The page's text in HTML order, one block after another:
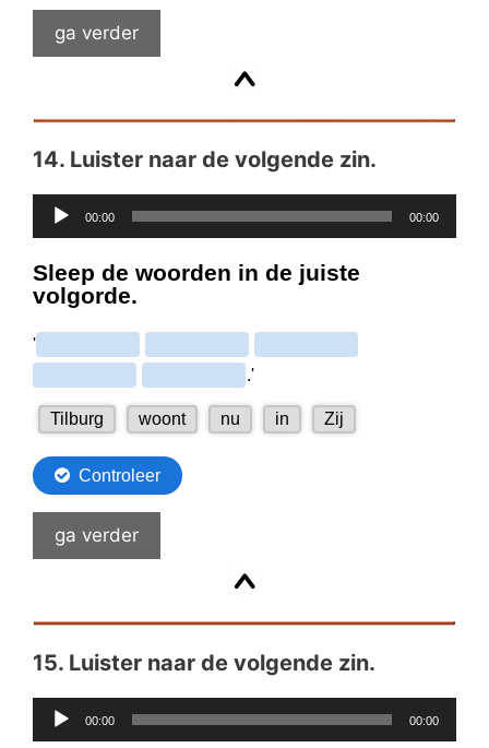
ga verder
14. Luister naar de volgende zin.
Audiospeler
00:00 00:00
ga verder
15. Luister naar de volgende zin.
Audiospeler
00:00 00:00